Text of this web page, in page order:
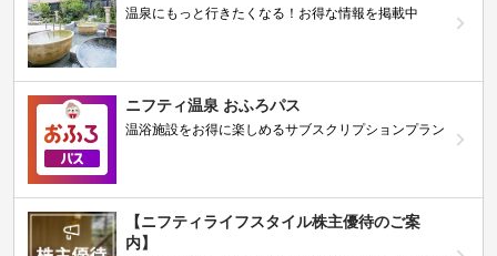
温泉にもっと行きたくなる！お得な情報を掲載中
ニフティ温泉 おふろパス
温浴施設をお得に楽しめるサブスクリプションプラン
【ニフティライフスタイル株主優待のご案
内】